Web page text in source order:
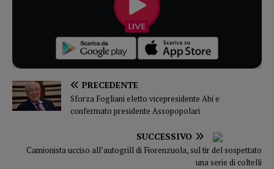
PRECEDENTE
Sforza Fogliani eletto vicepresidente Abi e
confermato presidente Assopopolari
SUCCESSIVO
Camionista ucciso all’autogrill di Fiorenzuola, sul tir del sospettato
una serie di coltelli